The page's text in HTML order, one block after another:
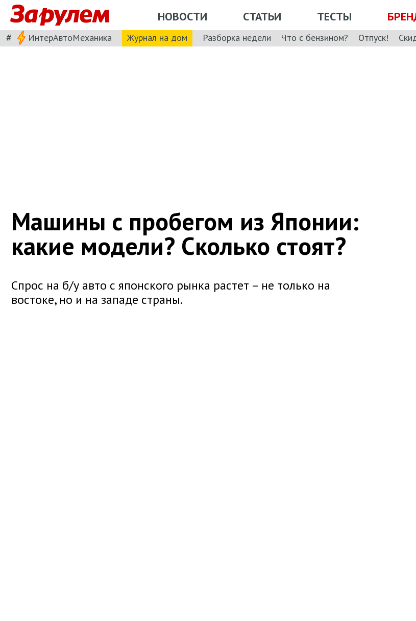
НОВОСТИ СТАТЬИ ТЕСТЫ
# ИнтерАвтоМеханика Журнал на дом Разборка недели Что с бензином? Отпуск!
Машины с пробегом из Японии:
какие модели? Сколько стоят?
Спрос на б/у авто с японского рынка растет – не только на
востоке, но и на западе страны.